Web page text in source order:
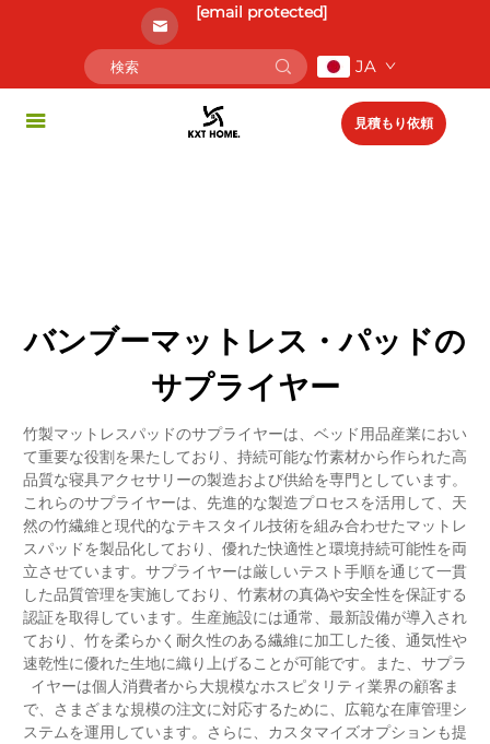
[email protected]
JA
見積もり依頼
バンブーマットレス・パッドの
サプライヤー
竹製マットレスパッドのサプライヤーは、ベッド用品産業におい
て重要な役割を果たしており、持続可能な竹素材から作られた高
品質な寝具アクセサリーの製造および供給を専門としています。
これらのサプライヤーは、先進的な製造プロセスを活用して、天
然の竹繊維と現代的なテキスタイル技術を組み合わせたマットレ
スパッドを製品化しており、優れた快適性と環境持続可能性を両
立させています。サプライヤーは厳しいテスト手順を通じて一貫
した品質管理を実施しており、竹素材の真偽や安全性を保証する
認証を取得しています。生産施設には通常、最新設備が導入され
ており、竹を柔らかく耐久性のある繊維に加工した後、通気性や
速乾性に優れた生地に織り上げることが可能です。また、サプラ
イヤーは個人消費者から大規模なホスピタリティ業界の顧客ま
で、さまざまな規模の注文に対応するために、広範な在庫管理シ
ステムを運用しています。さらに、カスタマイズオプションも提